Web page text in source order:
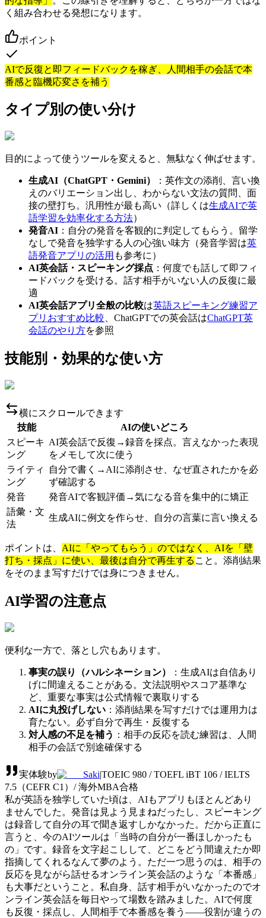
く組み合わせる発想になります。
ポイント
AIで反復と即フィードバックを稼ぎ、人間相手の会話で本
番感と臨機応変さを補う
タイプ別の使い分け
目的によって使うツールを変えると、無駄なく伸ばせます。
生成AI（ChatGPT・Gemini）
：英作文の添削、言い換
えのバリエーション出し、わからない文法の質問、面
接の壁打ち。汎用性が最も高い（詳しくは生成AIで英
語学習を効率化する方法）
発音AI ：自分の発音を客観的に判定してもらう。留学
なしで発音を独学する人の心強い味方（発音学習は英
語発音アプリの活用 も参考に）
AI英会話・スピーキング採点 ：何度でも話して即フィ
ードバックを受ける。話す相手がいない人の反復に最
適
AI英会話アプリ全般の比較は英語スピーキング練習ア
プリおすすめ比較 、ChatGPTでの英会話はChatGPT英
会話のやり方を参照
技能別・効果的な使い方
横にスクロールできます
技能
AIの使いどころ
スピーキ
ング
AI英会話で反復→録音を採点。言えなかった表現
をメモして次に使う
ライティ
ング
自分で書く→AIに添削させ、なぜ直されたかを必
ず確認する
発音
発音AIで客観評価→気になる音を集中的に矯正
語彙・文
法
生成AIに例文を作らせ、自分の言葉に言い換える
ポイントは、 AIに「やってもらう」のではなく、AIを「壁
打ち・採点」に使い、最後は自分で再生する こと。添削結果
をそのまま写すだけでは身につきません。
AI学習の注意点
便利な一方で、落とし穴もあります。
事実の誤り（ハルシネーション）
：生成AIは自信あり
げに間違えることがある。文法説明やスコア基準な
ど、重要な事実は公式情報で裏取りする
AIに丸投げしない ：添削結果を写すだけでは運用力は
育たない。必ず自分で再生・反復する
対人感の不足を補う ：相手の反応を読む練習は、人間
相手の会話で別途確保する
実体験by Saki|TOEIC 980 / TOEFL iBT 106 / IELTS
7.5（CEFR C1）/ 海外MBA合格
私が英語を独学していた頃は、AIもアプリもほとんどあり
ませんでした。発音は見よう見まねだったし、スピーキング
は録音して自分の耳で聞き返すしかなかった。だから正直に
言うと、今のAIツールは「当時の自分が一番ほしかったも
の」です。録音を文字起こしして、どこをどう間違えたか即
指摘してくれるなんて夢のよう。ただ一つ思うのは、相手の
反応を見ながら話せるオンライン英会話のような「本番感」
も大事だということ。私自身、話す相手がいなかったのでオ
ンライン英会話を毎日やって場数を踏みました。AIで何度
も反復・採点し、人間相手で本番感を養う——役割が違うの